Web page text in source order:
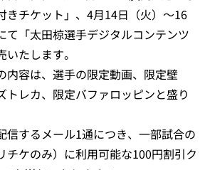
きチケット」、4月14日（火）～16
て「太田椋選手デジタルコンテンツ
たします。
内容は、選手の限定動画、限定壁
トレカ、限定バファロッピンと盛り
信するメール1通につき、一部試合の
チケのみ）に利用可能な100円割引ク